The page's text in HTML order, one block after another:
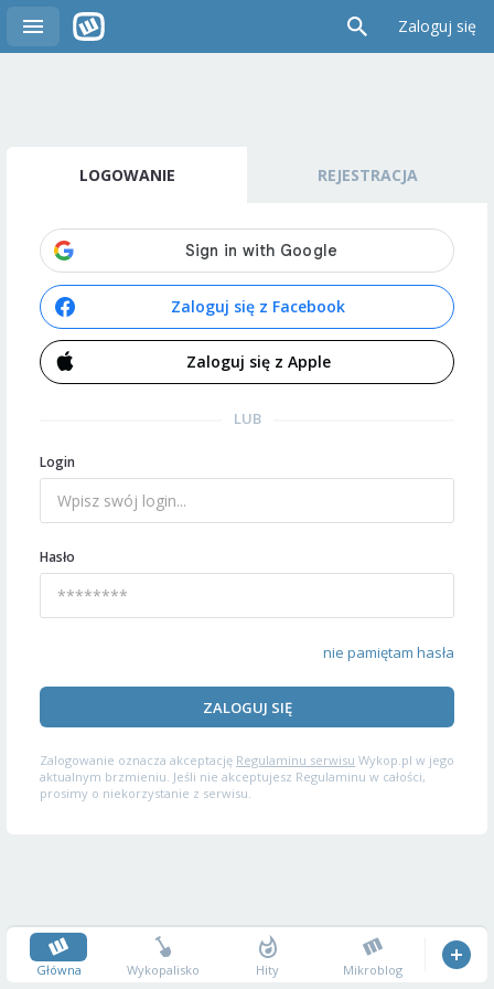
Zaloguj się
LOGOWANIE REJESTRACJA
Zaloguj się z Facebook
Zaloguj się z Apple
LUB
Login
Hasło
nie pamiętam hasła
ZALOGUJ SIĘ
Zalogowanie oznacza akceptację Regulaminu serwisu Wykop.pl w jego
aktualnym brzmieniu. Jeśli nie akceptujesz Regulaminu w całości,
prosimy o niekorzystanie z serwisu.
Główna Wykopalisko Hity Mikroblog